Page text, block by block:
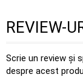
REVIEW-
Scrie un review și
despre acest